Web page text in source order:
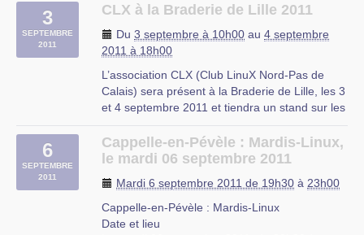
Il est possible de chiffrer et signer son courrier
Mons
3
SEPTEMBRE
2011
CLX à la Braderie de Lille 2011
Du 3 septembre à 10h00 au 4 septembre
2011 à 18h00
L’association CLX (Club LinuX Nord-Pas de
Calais) sera présent à la Braderie de Lille, les 3
et 4 septembre 2011 et tiendra un stand sur les
49 rue du Molinel à deux pas de la Gare TER
Lille-Flandres et du Passage des Tanneurs.
49 rue du Moulinel
6
SEPTEMBRE
2011
Cappelle-en-Pévèle : Mardis-Linux,
le mardi 06 septembre 2011
Mardi 6 septembre 2011 de 19h30 à 23h00
Cappelle-en-Pévèle : Mardis-Linux
Date et lieu